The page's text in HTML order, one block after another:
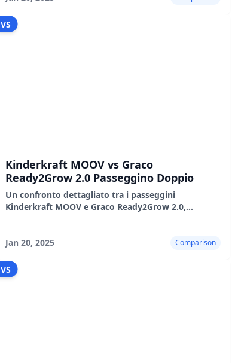
VS
Kinderkraft MOOV vs Graco
Ready2Grow 2.0 Passeggino Doppio
Un confronto dettagliato tra i passeggini
Kinderkraft MOOV e Graco Ready2Grow 2.0,
Jan 20, 2025 Comparison
VS